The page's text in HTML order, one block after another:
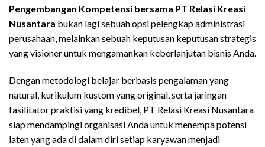
Pengembangan Kompetensi bersama PT Relasi Kreasi
Nusantara bukan lagi sebuah opsi pelengkap administrasi
perusahaan, melainkan sebuah keputusan keputusan strategis
yang visioner untuk mengamankan keberlanjutan bisnis Anda.
Dengan metodologi belajar berbasis pengalaman yang
natural, kurikulum kustom yang original, serta jaringan
fasilitator praktisi yang kredibel, PT Relasi Kreasi Nusantara
siap mendampingi organisasi Anda untuk menempa potensi
laten yang ada di dalam diri setiap karyawan menjadi